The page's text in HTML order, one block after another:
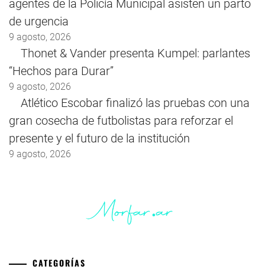
agentes de la Policía Municipal asisten un parto
de urgencia
9 agosto, 2026
Thonet & Vander presenta Kumpel: parlantes
“Hechos para Durar”
9 agosto, 2026
Atlético Escobar finalizó las pruebas con una
gran cosecha de futbolistas para reforzar el
presente y el futuro de la institución
9 agosto, 2026
CATEGORÍAS